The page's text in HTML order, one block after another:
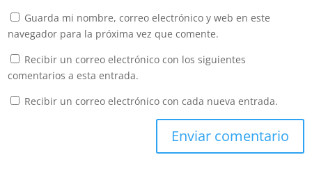
Guarda mi nombre, correo electrónico y web en este
navegador para la próxima vez que comente.
Recibir un correo electrónico con los siguientes
comentarios a esta entrada.
Recibir un correo electrónico con cada nueva entrada.